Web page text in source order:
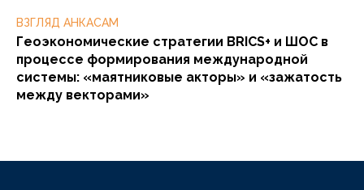
ВЗГЛЯД АНКАСАМ
Геоэкономические стратегии BRICS+ и ШОС в
процессе формирования международной
системы: «маятниковые акторы» и «зажатость
между векторами»